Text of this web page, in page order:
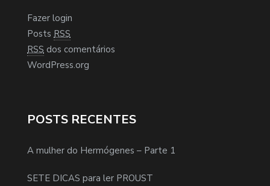
Fazer login
Posts RSS
RSS dos comentários
WordPress.org
POSTS RECENTES
A mulher do Hermógenes – Parte 1
SETE DICAS para ler PROUST